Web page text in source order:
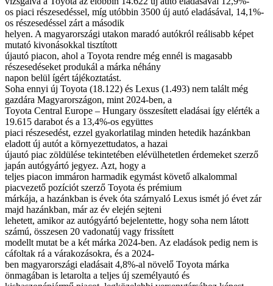
os piaci részesedéssel, míg utóbbin 3500 új autó eladásával, 14,1%-
os részesedéssel zárt a második
helyen. A magyarországi utakon maradó autókról reálisabb képet
mutató kivonásokkal tisztított
újautó piacon, ahol a Toyota rendre még ennél is magasabb
részesedéseket produkál a márka néhány
napon belül ígért tájékoztatást.
Soha ennyi új Toyota (18.122) és Lexus (1.493) nem talált még
gazdára Magyarországon, mint 2024-ben, a
Toyota Central Europe – Hungary összesített eladásai így elérték a
19.615 darabot és a 13,4%-os együttes
piaci részesedést, ezzel gyakorlatilag minden hetedik hazánkban
eladott új autót a környezettudatos, a hazai
újautó piac zöldülése tekintetében elévülhetetlen érdemeket szerző
japán autógyártó jegyez. Azt, hogy a
teljes piacon immáron harmadik egymást követő alkalommal
piacvezető pozíciót szerző Toyota és prémium
márkája, a hazánkban is évek óta szárnyaló Lexus ismét jó évet zár
majd hazánkban, már az év elején sejteni
lehetett, amikor az autógyártó bejelentette, hogy soha nem látott
számú, összesen 20 vadonatúj vagy frissített
modellt mutat be a két márka 2024-ben. Az eladások pedig nem is
cáfoltak rá a várakozásokra, és a 2024-
ben magyarországi eladásait 4,8%-al növelő Toyota márka
önmagában is letarolta a teljes új személyautó és